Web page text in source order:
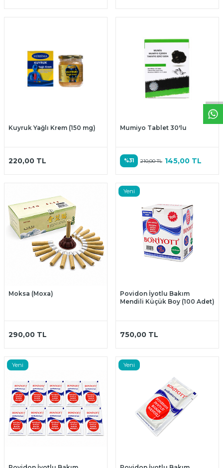
Kuyruk Yağlı Krem (150 mg)
220,00 TL
Mumiyo Tablet 30'lu
%31 210,00TL 145,00 TL
Moksa (Moxa)
290,00 TL
Yeni
Povidon İyotlu Bakım
Mendili Küçük Boy (100 Adet)
750,00 TL
Yeni Yeni